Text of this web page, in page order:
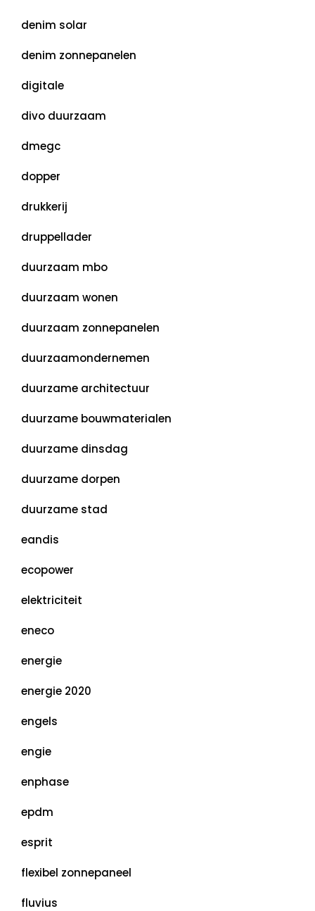
denim solar
denim zonnepanelen
digitale
divo duurzaam
dmegc
dopper
drukkerij
druppellader
duurzaam mbo
duurzaam wonen
duurzaam zonnepanelen
duurzaamondernemen
duurzame architectuur
duurzame bouwmaterialen
duurzame dinsdag
duurzame dorpen
duurzame stad
eandis
ecopower
elektriciteit
eneco
energie
energie 2020
engels
engie
enphase
epdm
esprit
flexibel zonnepaneel
fluvius